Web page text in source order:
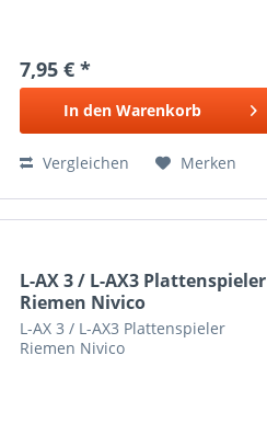
7,95 € *
In den Warenkorb
Vergleichen Merken
L-AX 3 / L-AX3 Plattenspieler
Riemen Nivico
L-AX 3 / L-AX3 Plattenspieler
Riemen Nivico